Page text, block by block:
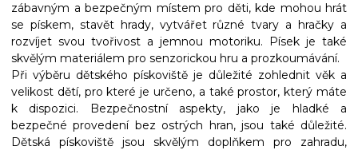
zábavným a bezpečným místem pro děti, kde mohou hrát
se pískem, stavět hrady, vytvářet různé tvary a hračky a
rozvíjet svou tvořivost a jemnou motoriku. Písek je také
skvělým materiálem pro senzorickou hru a prozkoumávání.
Při výběru dětského pískoviště je důležité zohlednit věk a
velikost dětí, pro které je určeno, a také prostor, který máte
k dispozici. Bezpečnostní aspekty, jako je hladké a
bezpečné provedení bez ostrých hran, jsou také důležité.
Dětská pískoviště jsou skvělým doplňkem pro zahradu,